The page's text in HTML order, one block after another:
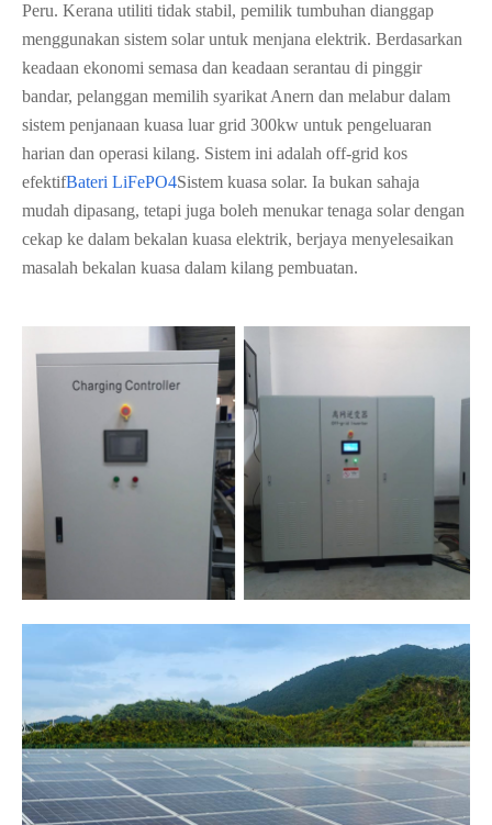
Peru. Kerana utiliti tidak stabil, pemilik tumbuhan dianggap
menggunakan sistem solar untuk menjana elektrik. Berdasarkan
keadaan ekonomi semasa dan keadaan serantau di pinggir
bandar, pelanggan memilih syarikat Anern dan melabur dalam
sistem penjanaan kuasa luar grid 300kw untuk pengeluaran
harian dan operasi kilang. Sistem ini adalah off-grid kos
efektifBateri LiFePO4Sistem kuasa solar. Ia bukan sahaja
mudah dipasang, tetapi juga boleh menukar tenaga solar dengan
cekap ke dalam bekalan kuasa elektrik, berjaya menyelesaikan
masalah bekalan kuasa dalam kilang pembuatan.